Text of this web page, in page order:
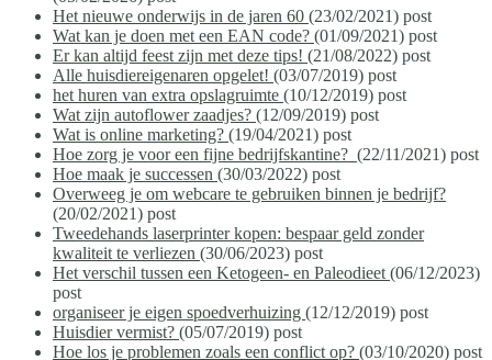
Het nieuwe onderwijs in de jaren 60 (23/02/2021) post
Wat kan je doen met een EAN code? (01/09/2021) post
Er kan altijd feest zijn met deze tips! (21/08/2022) post
Alle huisdiereigenaren opgelet! (03/07/2019) post
het huren van extra opslagruimte (10/12/2019) post
Wat zijn autoflower zaadjes? (12/09/2019) post
Wat is online marketing? (19/04/2021) post
Hoe zorg je voor een fijne bedrijfskantine? (22/11/2021) post
Hoe maak je successen (30/03/2022) post
Overweeg je om webcare te gebruiken binnen je bedrijf?
(20/02/2021) post
Tweedehands laserprinter kopen: bespaar geld zonder
kwaliteit te verliezen (30/06/2023) post
Het verschil tussen een Ketogeen- en Paleodieet (06/12/2023)
post
organiseer je eigen spoedverhuizing (12/12/2019) post
Huisdier vermist? (05/07/2019) post
Hoe los je problemen zoals een conflict op? (03/10/2020) post